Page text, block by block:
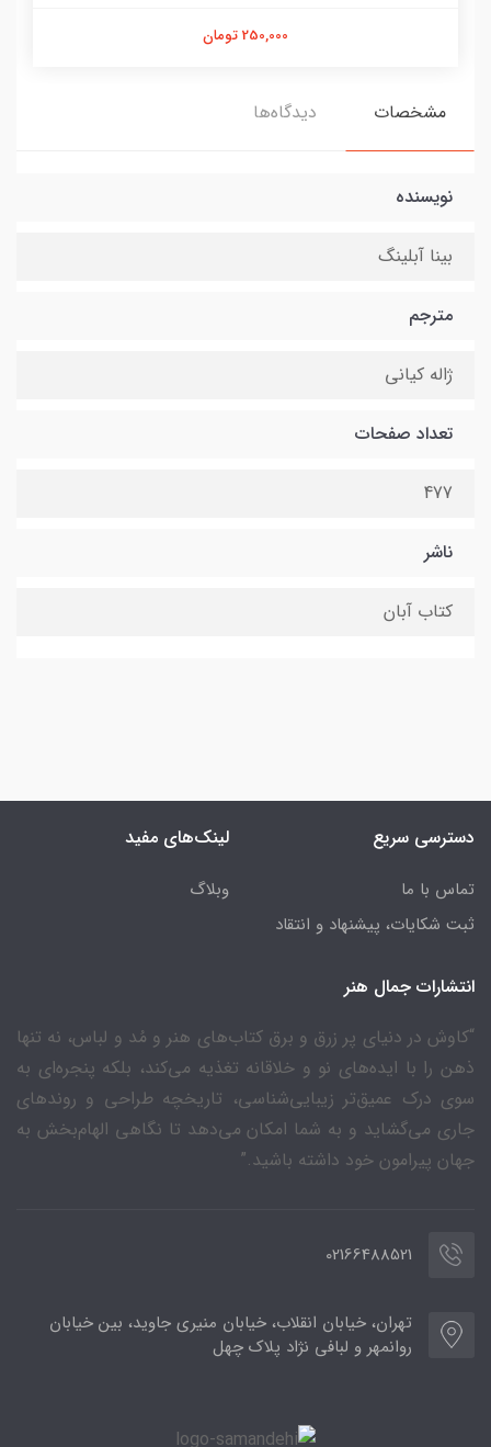
250,000 تومان
مشخصات دیدگاه‌ها
نویسنده
بینا آبلینگ
مترجم
ژاله کیانی
تعداد صفحات
477
ناشر
کتاب آبان
دسترسی سریع
تماس با ما
ثبت شکایات، پیشنهاد و انتقاد
لینک‌های مفید
وبلاگ
انتشارات جمال هنر
“کاوش در دنیای پر زرق و برق کتاب‌های هنر و مُد و لباس، نه تنها
ذهن را با ایده‌های نو و خلاقانه تغذیه می‌کند، بلکه پنجره‌ای به
سوی درک عمیق‌تر زیبایی‌شناسی، تاریخچه طراحی و روندهای
جاری می‌گشاید و به شما امکان می‌دهد تا نگاهی الهام‌بخش به
جهان پیرامون خود داشته باشید.”
02166488521
تهران، خیابان انقلاب، خیابان منیری جاوید، بین خیابان
روانمهر و لبافی نژاد پلاک چهل